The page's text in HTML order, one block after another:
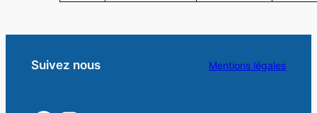
Suivez nous Mentions légales